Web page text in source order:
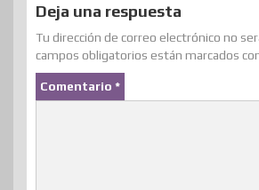
Deja una respuesta
Tu dirección de correo electrónico no
campos obligatorios están marcados
Comentario *